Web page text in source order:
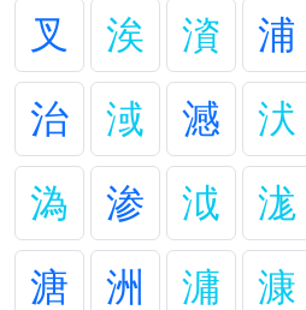
叉
涘 澬 浦
治
淢 澸 汱
溈
渗 泧 浝
溏
洲 滽 漮